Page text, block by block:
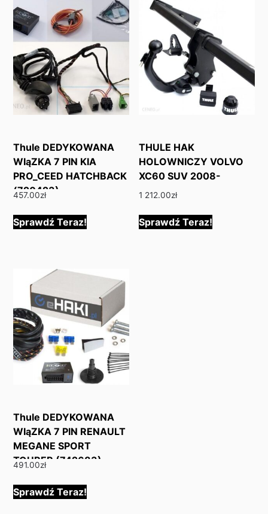
Thule DEDYKOWANA
WIąZKA 7 PIN KIA
PRO_CEED HATCHBACK
(720423)
457.00zł
Sprawdź Teraz!
THULE HAK
HOLOWNICZY VOLVO
XC60 SUV 2008-
1 212.00zł
Sprawdź Teraz!
Thule DEDYKOWANA
WIąZKA 7 PIN RENAULT
MEGANE SPORT
TOURER (742683)
491.00zł
Sprawdź Teraz!